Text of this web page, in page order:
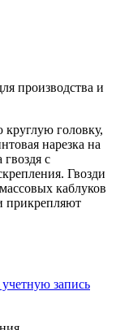
производства и
головку,
нарезка на
гвоздя с
Гвозди
каблуков
прикрепляют
учетную запись